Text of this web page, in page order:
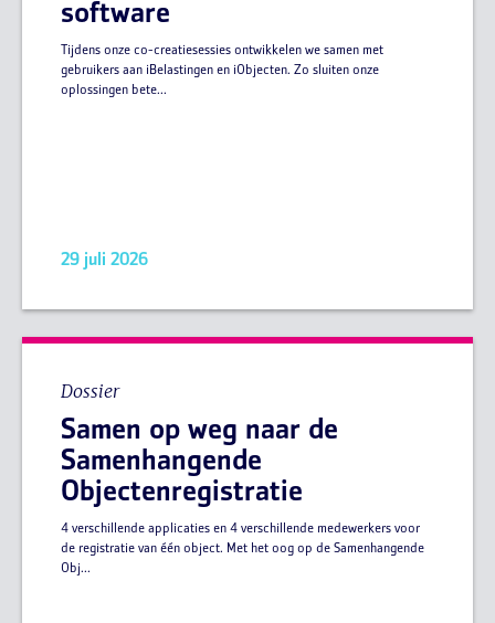
software
Tijdens onze co-creatiesessies ontwikkelen we samen met
gebruikers aan iBelastingen en iObjecten. Zo sluiten onze
oplossingen bete...
29 juli 2026
Dossier
Samen op weg naar de
Samenhangende
Objectenregistratie
4 verschillende applicaties en 4 verschillende medewerkers voor
de registratie van één object. Met het oog op de Samenhangende
Obj...